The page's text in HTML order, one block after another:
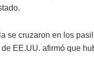
se cruzaron en los
EE.UU. afirmó que